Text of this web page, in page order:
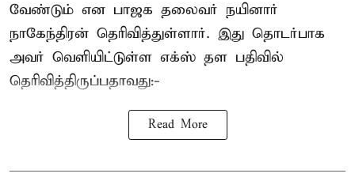
வேண்டும் என பாஜக தலைவர் நயினார்
நாகேந்திரன் தெரிவித்துள்ளார். இது தொடர்பாக
அவர் வெளியிட்டுள்ள எக்ஸ் தள பதிவில்
தெரிவித்திருப்பதாவது:-
Read More